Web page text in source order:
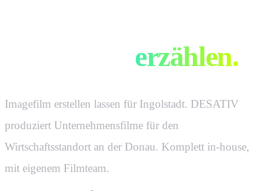
erzählen.
Imagefilm erstellen lassen für Ingolstadt. DESATIV
produziert Unternehmensfilme für den
Wirtschaftsstandort an der Donau. Komplett in-house,
mit eigenem Filmteam.